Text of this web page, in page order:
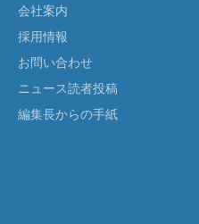
会社案内
採用情報
お問い合わせ
ニュース読者投稿
編集長からの手紙